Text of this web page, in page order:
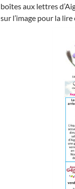
boîtes aux lettres
sur l’image pour la